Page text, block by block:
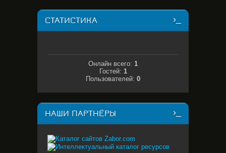
СТАТИСТИКА
Онлайн всего: 1
Гостей: 1
Пользователей: 0
НАШИ ПАРТНЁРЫ